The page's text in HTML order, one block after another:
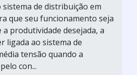
de distribuição em
que seu funcionamento seja
produtividade desejada, a
ligada ao sistema de
tensão quando a
con...